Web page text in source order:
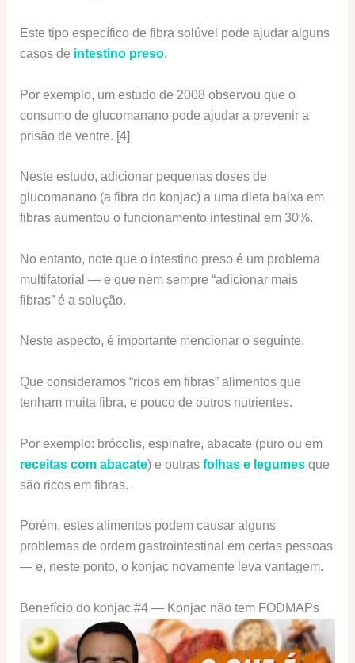
Este tipo específico de fibra solúvel pode ajudar alguns
casos de intestino preso.
Por exemplo, um estudo de 2008 observou que o
consumo de glucomanano pode ajudar a prevenir a
prisão de ventre. [4]
Neste estudo, adicionar pequenas doses de
glucomanano (a fibra do konjac) a uma dieta baixa em
fibras aumentou o funcionamento intestinal em 30%.
No entanto, note que o intestino preso é um problema
multifatorial — e que nem sempre “adicionar mais
fibras” é a solução.
Neste aspecto, é importante mencionar o seguinte.
Que consideramos “ricos em fibras” alimentos que
tenham muita fibra, e pouco de outros nutrientes.
Por exemplo: brócolis, espinafre, abacate (puro ou em
receitas com abacate) e outras folhas e legumesque
são ricos em fibras.
Porém, estes alimentos podem causar alguns
problemas de ordem gastrointestinal em certas pessoas
— e, neste ponto, o konjac novamente leva vantagem.
Benefício do konjac #4 — Konjac não tem FODMAPs